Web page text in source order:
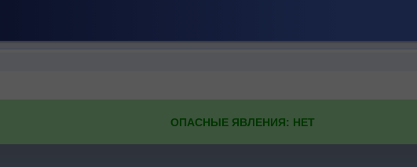
ОПАСНЫЕ ЯВЛЕНИЯ: НЕТ